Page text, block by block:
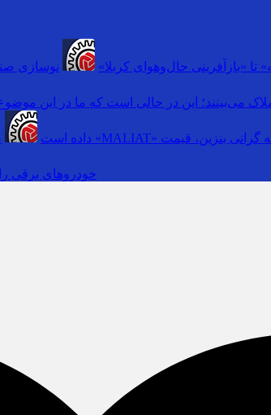
«بازآفرینی حال‌وهوای کربلا» نوسازی
می‌بینند؛ این در حالی است که ما در این
داده است گرانی بنزین، قیمت
خودروهای برقی را